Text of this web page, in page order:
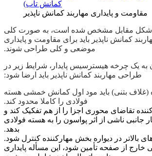
مقاومت و پایداری مهاربند کمانش ناپذیر
شکل مقابل مشخص شده است، به صورت کلی
کمانش ناپذیر باید برای مقاومت و پایداری
موضعی و کلی طراحی شوند.
یک چرخه هیسترسیس پایدار، شرایط زیر در
طراحی مهاربند کمانش ناپذیر باید ارضا شود:
(غلاف بتنی) باید مود اول کمانش خمشی هسته
فولادی را کاملا محدود کند.
تقاضای محوری اجزا را از هم تفکیک کند و
جانبی ناشی از اثر پواسون را به هسته فولادی
بدهد.
بالاتر در دیواره بخش مهارکننده کنترل شود.
خارج از صفحه تأمین شود، این مسأله پایداری